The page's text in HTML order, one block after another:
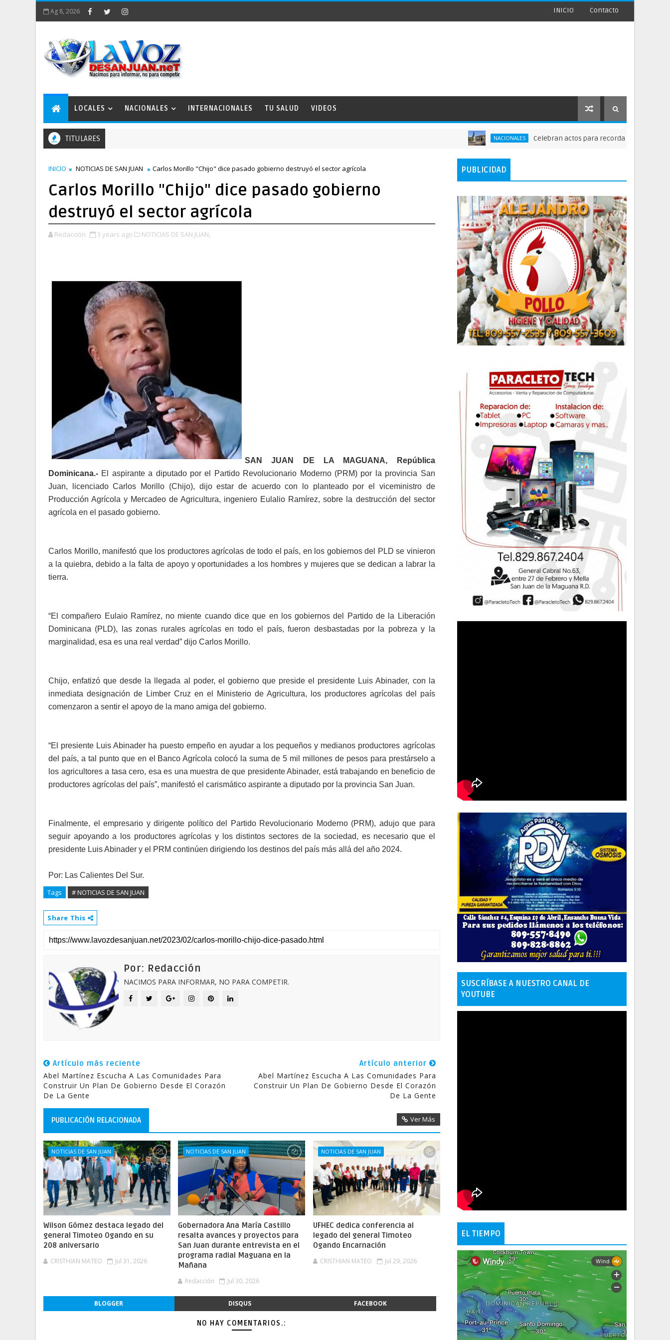
Ag 8, 2026 INICIO Contacto
LOCALES NACIONALES INTERNACIONALES TU SALUD VIDEOS
TITULARES NACIONALES Celebran actos para recordar la fundación de
INICIO NOTICIAS DE SAN JUAN Carlos Morillo "Chijo" dice pasado gobierno destruyó el sector agrícola
Carlos Morillo "Chijo" dice pasado gobierno
destruyó el sector agrícola
Redacción 3 years ago NOTICIAS DE SAN JUAN,
SAN JUAN DE LA MAGUANA, República
Dominicana.- El aspirante a diputado por el Partido Revolucionario Moderno (PRM) por la provincia San
Juan, licenciado Carlos Morillo (Chijo), dijo estar de acuerdo con lo planteado por el viceministro de
Producción Agrícola y Mercadeo de Agricultura, ingeniero Eulalio Ramírez, sobre la destrucción del sector
agrícola en el pasado gobierno.
Carlos Morillo, manifestó que los productores agrícolas de todo el país, en los gobiernos del PLD se vinieron
a la quiebra, debido a la falta de apoyo y oportunidades a los hombres y mujeres que se dedican a labrar la
tierra.
“El compañero Eulaio Ramírez, no miente cuando dice que en los gobiernos del Partido de la Liberación
Dominicana (PLD), las zonas rurales agrícolas en todo el país, fueron desbastadas por la pobreza y la
marginalidad, esa es una real verdad” dijo Carlos Morillo.
Chijo, enfatizó que desde la llegada al poder, el gobierno que preside el presidente Luis Abinader, con la
inmediata designación de Limber Cruz en el Ministerio de Agricultura, los productores agrícolas del país
comenzaron a sentir el apoyo de la mano amiga del gobierno.
“El presiente Luis Abinader ha puesto empeño en ayudar a los pequeños y medianos productores agrícolas
del país, a tal punto que en el Banco Agrícola colocó la suma de 5 mil millones de pesos para prestárselo a
los agricultores a tasa cero, esa es una muestra de que presidente Abinader, está trabajando en beneficio de
productores agrícolas del país”, manifestó el carismático aspirante a diputado por la provincia San Juan.
Finalmente, el empresario y dirigente político del Partido Revolucionario Moderno (PRM), adujo que para
seguir apoyando a los productores agrícolas y los distintos sectores de la sociedad, es necesario que el
presidente Luis Abinader y el PRM continúen dirigiendo los destinos del país más allá del año 2024.
Por: Las Calientes Del Sur.
Tags # NOTICIAS DE SAN JUAN
Share This
Por: Redacción
NACIMOS PARA INFORMAR, NO PARA COMPETIR.
Artículo más reciente
Abel Martínez Escucha A Las Comunidades Para
Construir Un Plan De Gobierno Desde El Corazón
De La Gente
Artículo anterior
Abel Martínez Escucha A Las Comunidades Para
Construir Un Plan De Gobierno Desde El Corazón
De La Gente
PUBLICACIÓN RELACIONADA Ver Más
NOTICIAS DE SAN JUAN
Wilson Gómez destaca legado del
general Timoteo Ogando en su
208 aniversario
CRISTHIAN MATEO Jul 31, 2026
NOTICIAS DE SAN JUAN
Gobernadora Ana María Castillo
resalta avances y proyectos para
San Juan durante entrevista en el
programa radial Maguana en la
Mañana
Redacción Jul 30, 2026
NOTICIAS DE SAN JUAN
UFHEC dedica conferencia al
legado del general Timoteo
Ogando Encarnación
CRISTHIAN MATEO Jul 29, 2026
BLOGGER DISQUS FACEBOOK
NO HAY COMENTARIOS.:
PUBLICIDAD
SUSCRÍBASE A NUESTRO CANAL DE
YOUTUBE
EL TIEMPO